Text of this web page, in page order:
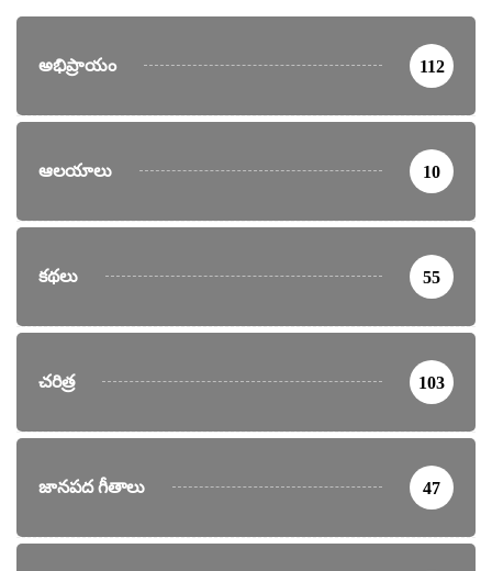
అభిప్రాయం 112
ఆలయాలు 10
కథలు 55
చరిత్ర 103
జానపద గీతాలు 47